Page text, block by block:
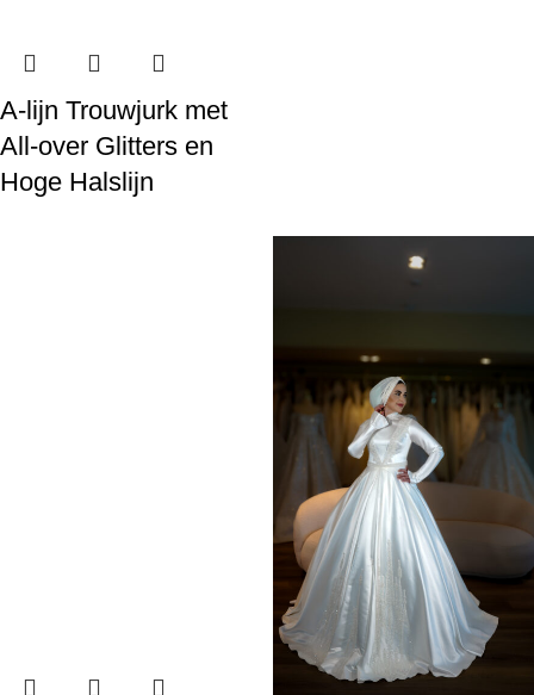
A-lijn Trouwjurk met
All-over Glitters en
Hoge Halslijn